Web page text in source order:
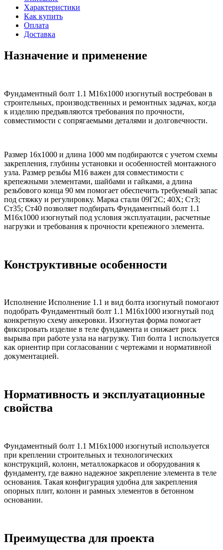
Характеристики
Как купить
Оплата
Доставка
Назначение и применение
Фундаментный болт 1.1 М16х1000 изогнутый востребован в
строительных, производственных и ремонтных задачах, когда
к изделию предъявляются требования по прочности,
совместимости с сопрягаемыми деталями и долговечности.
Размер 16х1000 и длина 1000 мм подбираются с учетом схемы
закрепления, глубины установки и особенностей монтажного
узла. Размер резьбы М16 важен для совместимости с
крепежными элементами, шайбами и гайками, а длина
резьбового конца 90 мм помогает обеспечить требуемый запас
под стяжку и регулировку. Марка стали 09Г2С; 40Х; Ст3;
Ст35; Ст40 позволяет подбирать Фундаментный болт 1.1
М16х1000 изогнутый под условия эксплуатации, расчетные
нагрузки и требования к прочности крепежного элемента.
Конструктивные особенности
Исполнение Исполнение 1.1 и вид болта изогнутый помогают
подобрать Фундаментный болт 1.1 М16х1000 изогнутый под
конкретную схему анкеровки. Изогнутая форма помогает
фиксировать изделие в теле фундамента и снижает риск
вырыва при работе узла на нагрузку. Тип болта 1 используется
как ориентир при согласовании с чертежами и нормативной
документацией.
Нормативность и эксплуатационные
свойства
Фундаментный болт 1.1 М16х1000 изогнутый используется
при креплении строительных и технологических
конструкций, колонн, металлокаркасов и оборудования к
фундаменту, где важно надежное закрепление элемента в теле
основания. Такая конфигурация удобна для закрепления
опорных плит, колонн и рамных элементов в бетонном
основании.
Преимущества для проекта